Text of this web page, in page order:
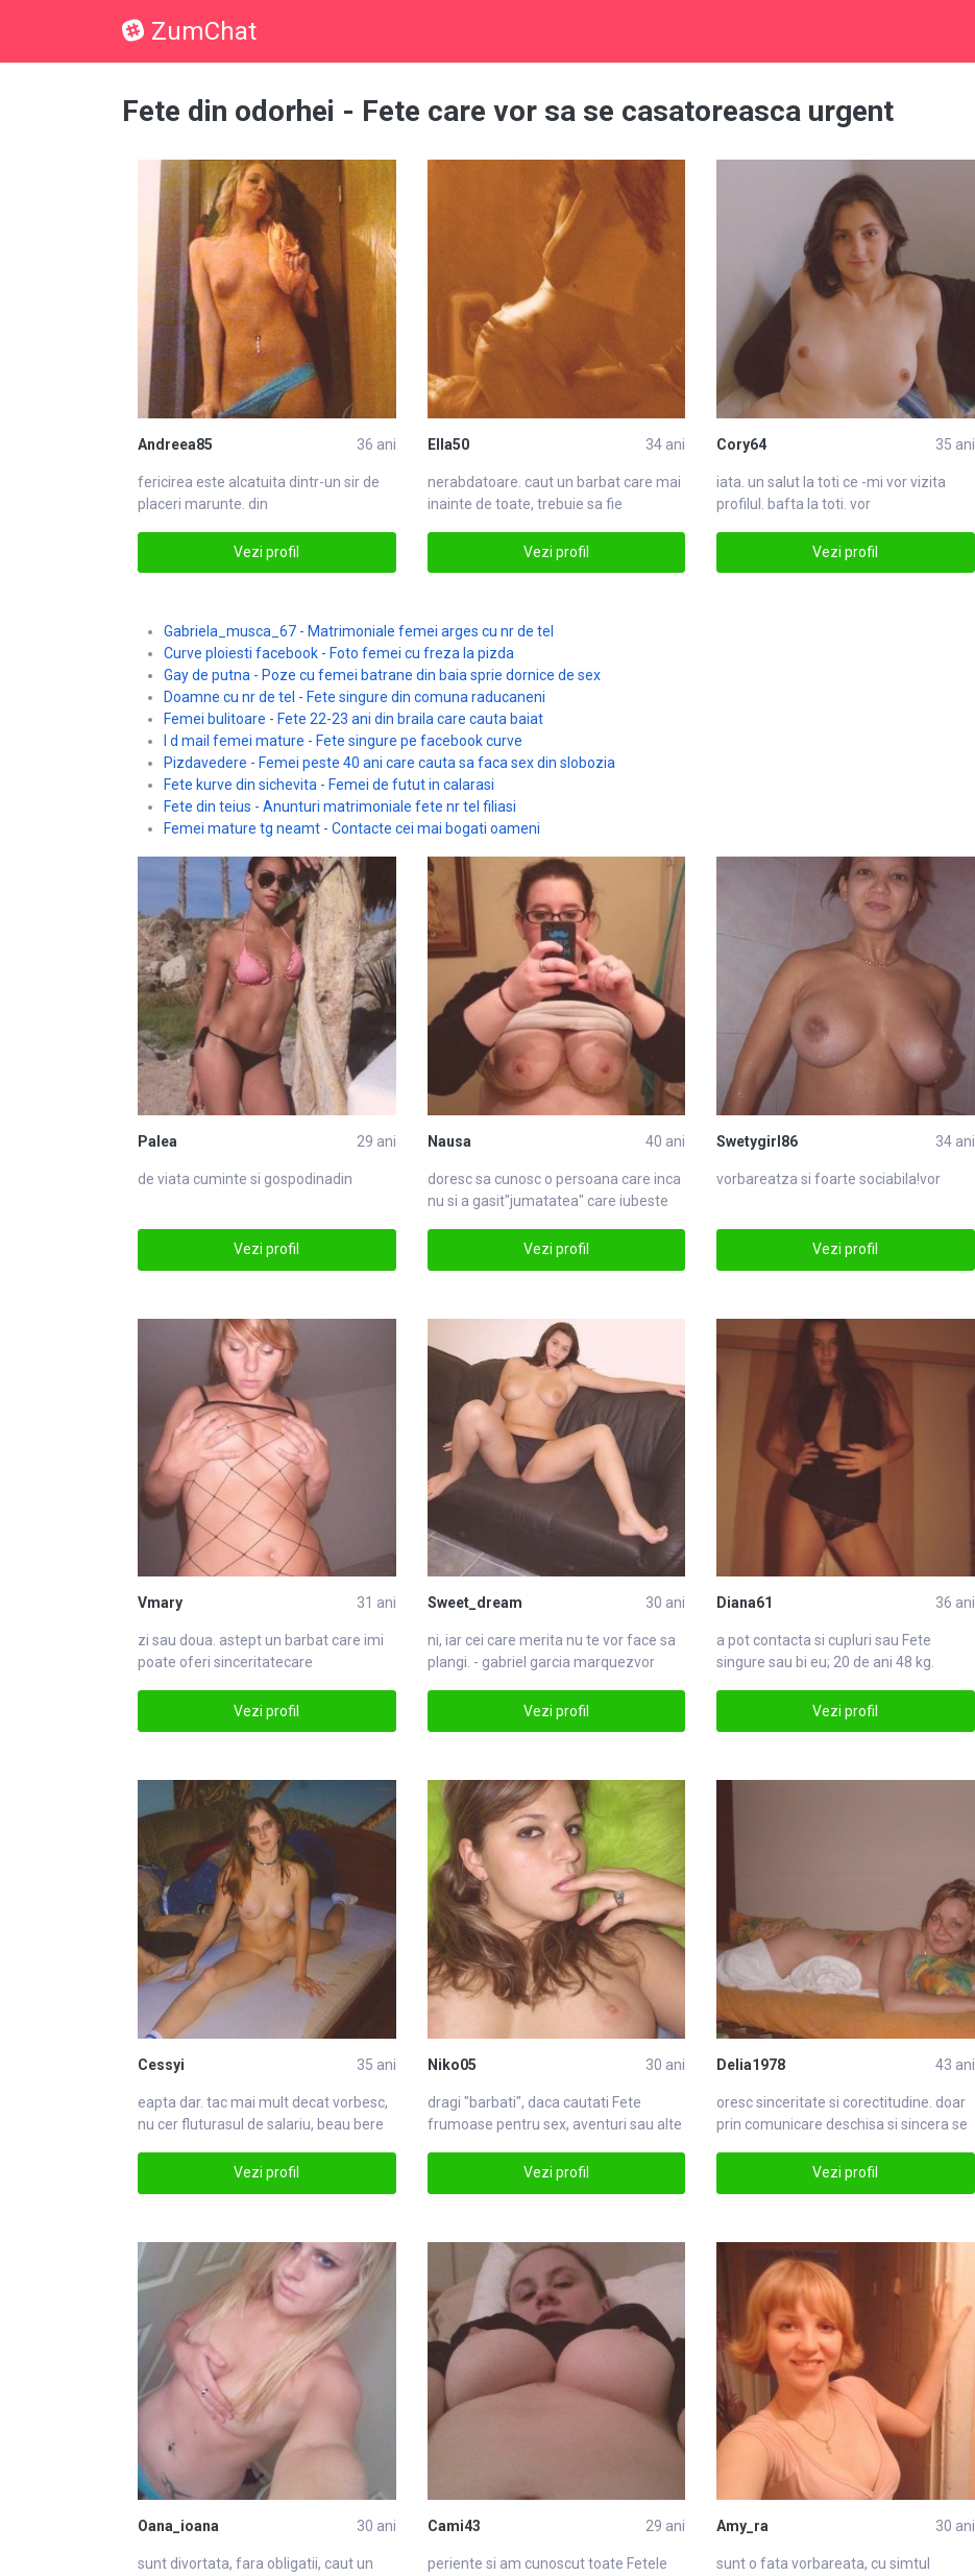
ZumChat
Fete din odorhei - Fete care vor sa se casatoreasca urgent
Andreea85 36 ani
fericirea este alcatuita dintr-un sir de
placeri marunte. din
Vezi profil
Ella50 34 ani
nerabdatoare. caut un barbat care mai
inainte de toate, trebuie sa fie
Vezi profil
Cory64 35 ani
iata. un salut la toti ce -mi vorvizita
profilul. bafta la toti. vor
Vezi profil
Gabriela_musca_67 - Matrimoniale femei arges cu nr de tel
Curve ploiesti facebook - Foto femei cu freza la pizda
Gay de putna - Poze cu femei batrane din baia sprie dornice de sex
Doamne cu nr de tel - Fete singure din comuna raducaneni
Femei bulitoare - Fete 22-23 ani din braila care cauta baiat
I d mail femei mature - Fete singure pe facebook curve
Pizdavedere - Femei peste 40 ani care cauta sa faca sex din slobozia
Fete kurve din sichevita - Femei de futut in calarasi
Fete din teius - Anunturi matrimoniale fete nr tel filiasi
Femei mature tg neamt - Contacte cei mai bogati oameni
Palea 29 ani
de viata cuminte si gospodinadin
Vezi profil
Nausa 40 ani
doresc sa cunosc o persoana care inca
nu si a gasit"jumatatea" care iubeste
Vezi profil
Swetygirl86 34 ani
vorbareatza si foarte sociabila!vor
Vezi profil
Vmary 31 ani
zi sau doua. astept un barbat care imi
poate oferi sinceritatecare
Vezi profil
Sweet_dream 30 ani
ni, iar cei care merita nu te vorface sa
plangi. - gabriel garcia marquezvor
Vezi profil
Diana61 36 ani
a pot contacta si cupluri sau Fete
singure sau bi eu; 20 de ani 48 kg.
Vezi profil
Cessyi 35 ani
eapta dar. tac mai mult decatvorbesc,
nu cer fluturasul de salariu, beau bere
Vezi profil
Niko05 30 ani
dragi "barbati", daca cautati Fete
frumoase pentru sex, aventuri sau alte
Vezi profil
Delia1978 43 ani
oresc sinceritate si corectitudine. doar
prin comunicare deschisa si sincera se
Vezi profil
Oana_ioana 30 ani
sunt divortata, fara obligatii, caut un
Cami43 29 ani
periente si am cunoscut toate Fete le
Amy_ra 30 ani
sunt o fata vorbareata, cu simtul